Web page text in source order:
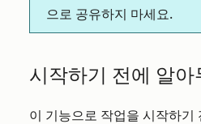
으로 공유하지 마세요.
시작하기 전에 알
이 기능으로 작업을 시작하기